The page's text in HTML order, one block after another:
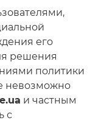
его
решения
политики
невозможно
и частным
с